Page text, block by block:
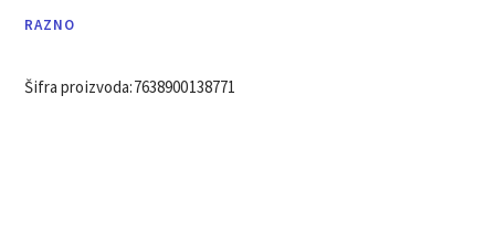
RAZNO
Šifra proizvoda:7638900138771